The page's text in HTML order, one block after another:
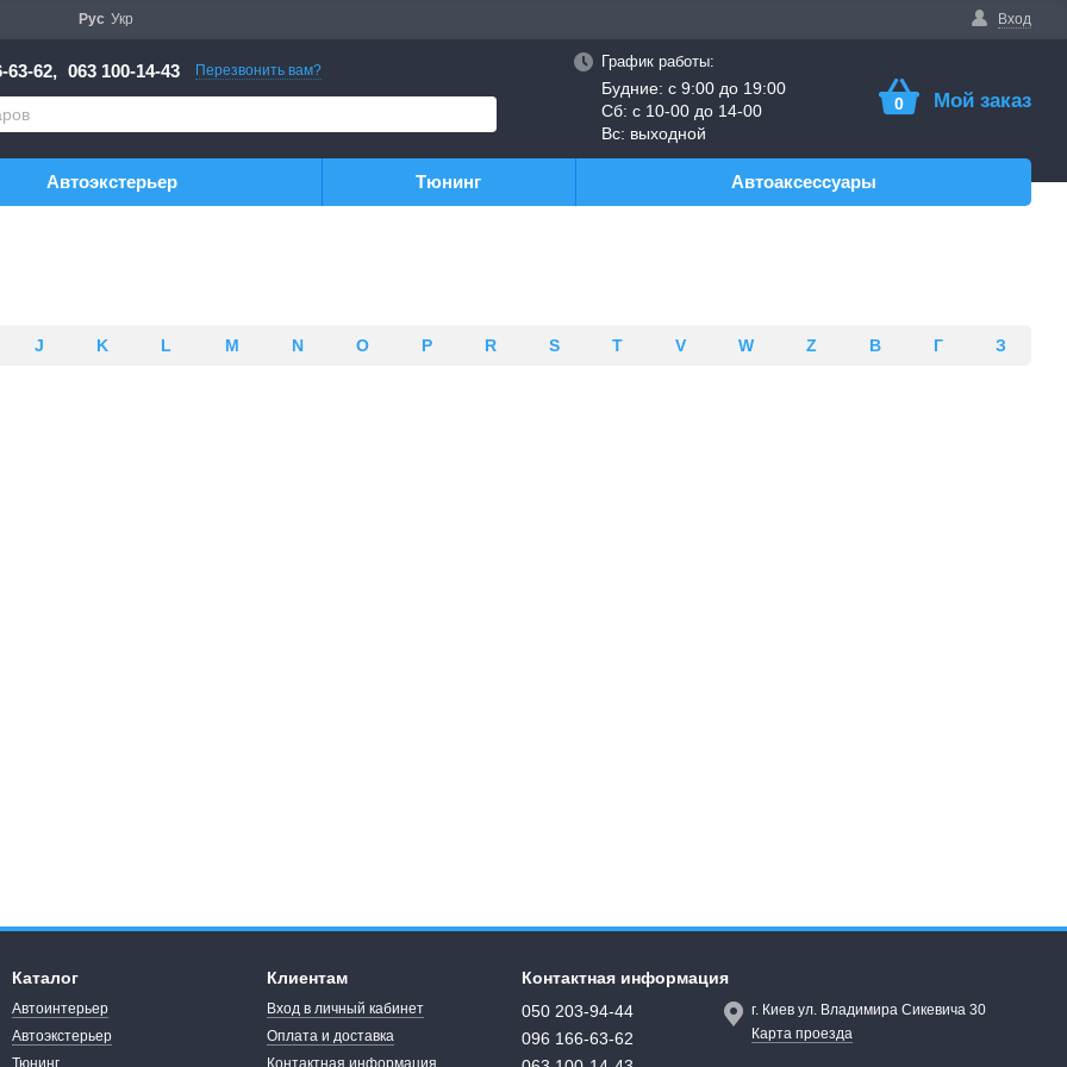
Вход
Рус Укр
63-62, 063 100-14-43 Перезвонить вам? График работы:
Будние: с 9:00 до 19:00
Сб: с 10-00 до 14-00
Вс: выходной
0 Мой заказ
Автоэкстерьер Тюнинг Автоаксессуары
J K L M N O P R S T V W Z В Г З
Каталог
Автоинтерьер
Автоэкстерьер
Тюнинг
Клиентам
Вход в личный кабинет
Оплата и доставка
Контактная информация
Контактная информация
050 203-94-44
096 166-63-62
г. Киев ул. Владимира Сикевича 30
Карта проезда